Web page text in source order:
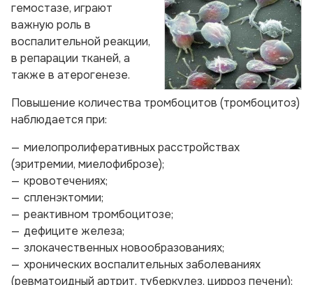
гемостазе, играют
важную роль в
воспалительной реакции,
в репарации тканей, а
также в атерогенезе.
Повышение количества тромбоцитов (тромбоцитоз)
наблюдается при:
миелопролиферативных расстройствах
(эритремии, миелофиброзе);
кровотечениях;
спленэктомии;
реактивном тромбоцитозе;
дефиците железа;
злокачественных новообразованиях;
хронических воспалительных заболеваниях
(ревматоидный артрит, туберкулез, цирроз печени);